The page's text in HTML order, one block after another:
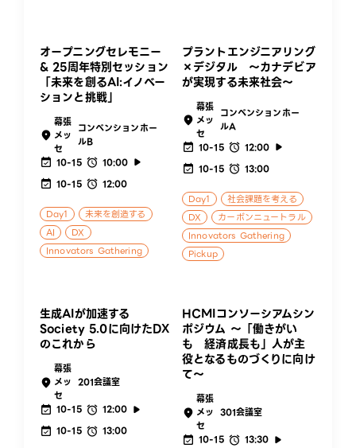
オープニングセレモニー
& 25周年特別セッション
「未来を創るAI:イノベー
ションと挑戦」
幕張
メッ
セ
コンベンションホー
ルB
10-15
10:00
10-15
12:00
Day1
未来を創造する
AI
DX
Innovators Gathering
プラントエンジニアリング
×デジタル ～カナデビア
が実現する未来社会～
幕張
メッ
セ
コンベンションホー
ルA
10-15
12:00
10-15
13:00
Day1
社会課題を考える
DX
カーボンニュートラル
Innovators Gathering
Pickup
生成AIが加速する
Society 5.0に向けたDX
のこれから
幕張
メッ
セ
201会議室
10-15
12:00
10-15
13:00
HCMIコンソーシアムシン
ポジウム ～「働きがい
も 経済成長も」人が主
役となるものづくりに向け
て～
幕張
メッ
セ
301会議室
10-15
13:30